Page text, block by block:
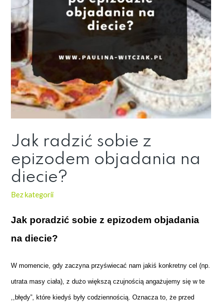
Jak radzić sobie z
epizodem objadania na
diecie?
Bez kategorii
Jak poradzić sobie z epizodem objadania
na diecie?
W momencie, gdy zaczyna przyświecać nam jakiś konkretny cel (np.
utrata masy ciała), z dużo większą czujnością angażujemy się w te
,,błędy”, które kiedyś były codziennością. Oznacza to, że przed